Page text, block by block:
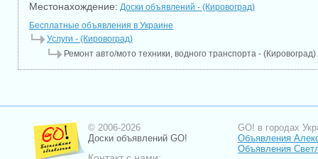
Местонахождение: Доски объявлений - (Кировоград)
Бесплатные объявления в Украине
Услуги - (Кировоград)
Ремонт авто/мото техники, водного транспорта - (Кировоград)
© 2006-2026
Доски объявлений GO!
GO! в городах
Объявления
Объявления